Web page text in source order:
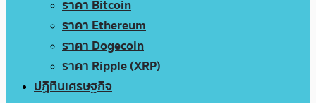
ราคา Bitcoin
ราคา Ethereum
ราคา Dogecoin
ราคา Ripple (XRP)
ปฏิทินเศรษฐกิจ